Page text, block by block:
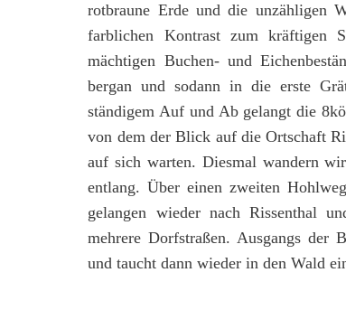
rotbraune Erde und die unzähligen
farblichen Kontrast zum kräftigen
mächtigen Buchen- und
bergan und sodann in die erste
ständigem Auf und Ab gelangt die
von dem der Blick auf die Ortschaft
auf sich warten. Diesmal wandern
entlang. Über einen zweiten
gelangen wieder nach Rissenthal
mehrere Dorfstraßen. Ausgangs der
und taucht dann wieder in den Wald